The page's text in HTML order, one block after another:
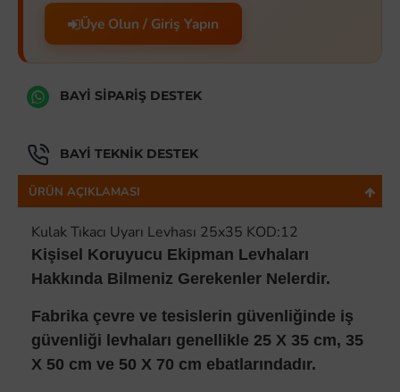
Üye Olun / Giriş Yapın
BAYI SIPARIŞ DESTEK
BAYI TEKNIK DESTEK
ÜRÜN AÇIKLAMASI
Kulak Tıkacı Uyarı Levhası 25x35 KOD:12
Kişisel Koruyucu Ekipman Levhaları
Hakkında Bilmeniz Gerekenler Nelerdir.
Fabrika çevre ve tesislerin güvenliğinde iş
güvenliği levhaları genellikle 25 X 35 cm, 35
X 50 cm ve 50 X 70 cm ebatlarındadır.